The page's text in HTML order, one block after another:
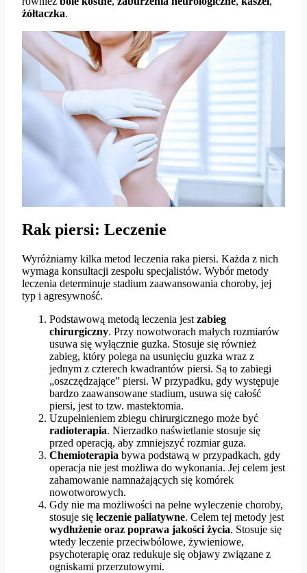
żółtaczka.
Rak piersi: Leczenie
Wyróżniamy kilka metod leczenia raka piersi. Każda z nich
wymaga konsultacji zespołu specjalistów. Wybór metody
leczenia determinuje stadium zaawansowania choroby, jej
typ i agresywność.
Podstawową metodą leczenia jest zabieg
chirurgiczny. Przy nowotworach małych rozmiarów
usuwa się wyłącznie guzka. Stosuje się również
zabieg, który polega na usunięciu guzka wraz z
jednym z czterech kwadrantów piersi. Są to zabiegi
„oszczędzające” piersi. W przypadku, gdy występuje
bardzo zaawansowane stadium, usuwa się całość
piersi, jest to tzw. mastektomia.
Uzupełnieniem zbiegu chirurgicznego może być
radioterapia. Nierzadko naświetlanie stosuje się
przed operacją, aby zmniejszyć rozmiar guza.
Chemioterapia bywa podstawą w przypadkach, gdy
operacja nie jest możliwa do wykonania. Jej celem jest
zahamowanie namnażających się komórek
nowotworowych.
Gdy nie ma możliwości na pełne wyleczenie choroby,
stosuje się leczenie paliatywne. Celem tej metody jest
wydłużenie oraz poprawa jakości życia. Stosuje się
wtedy leczenie przeciwbólowe, żywieniowe,
psychoterapię oraz redukuje się objawy związane z
ogniskami przerzutowymi.